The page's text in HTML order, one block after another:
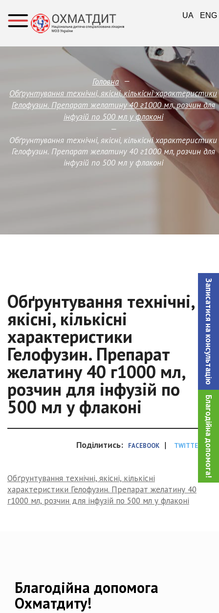
Записатися на консультацiю
Благодійна допомога!
Головна —
Обґрунтування технічні, якісні, кількісні характеристики
Гелофузин. Препарат желатину 40 г1000 мл, розчин для
інфузій по 500 мл у флаконі
—
Обґрунтування технічні, якісні, кількісні характеристики
Гелофузин. Препарат желатину 40 г1000 мл, розчин для
інфузій по 500 мл у флаконі
Обґрунтування технічні,
якісні, кількісні
характеристики
Гелофузин. Препарат
желатину 40 г1000 мл,
розчин для інфузій по
500 мл у флаконі
Поділитись: FACEBOOK | TWITTER
Обґрунтування технічні, якісні, кількісні
характеристики Гелофузин. Препарат желатину 40
г1000 мл, розчин для інфузій по 500 мл у флаконі
Благодійна допомога
Охматдиту!
UA ENG